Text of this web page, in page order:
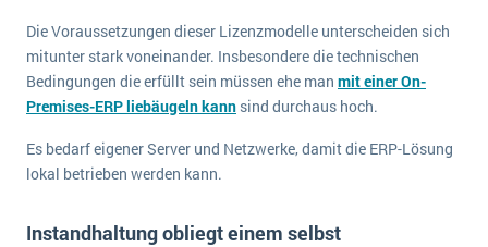
Die Voraussetzungen dieser Lizenzmodelle unterscheiden sich
mitunter stark voneinander. Insbesondere die technischen
Bedingungen die erfüllt sein müssen ehe man mit einer On-
Premises-ERP liebäugeln kann sind durchaus hoch.
Es bedarf eigener Server und Netzwerke, damit die ERP-Lösung
lokal betrieben werden kann.
Instandhaltung obliegt einem selbst